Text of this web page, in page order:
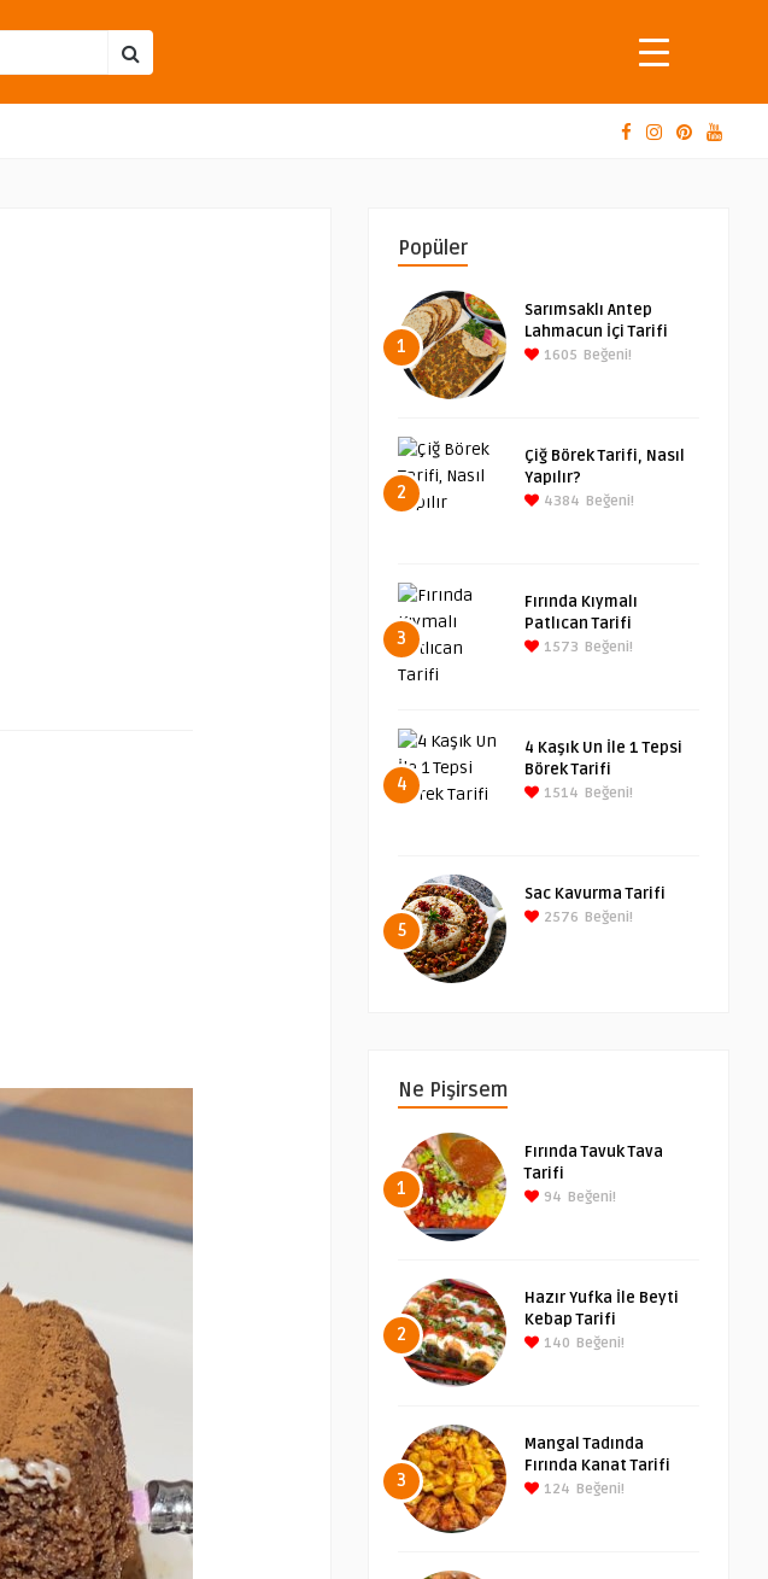
Popüler
1
Sarımsaklı Antep
Lahmacun İçi Tarifi
1605 Beğeni!
2
Çiğ Börek Tarifi, Nasıl
Yapılır?
4384 Beğeni!
3
Fırında Kıymalı
Patlıcan Tarifi
1573 Beğeni!
4
4 Kaşık Un İle 1 Tepsi
Börek Tarifi
1514 Beğeni!
5
Sac Kavurma Tarifi
2576 Beğeni!
Ne Pişirsem
1
Fırında Tavuk Tava
Tarifi
94 Beğeni!
2
Hazır Yufka İle Beyti
Kebap Tarifi
140 Beğeni!
3
Mangal Tadında
Fırında Kanat Tarifi
124 Beğeni!